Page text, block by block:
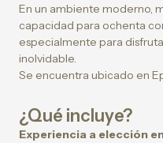
En un ambiente moderno,
capacidad para ochenta
especialmente para
inolvidable.
Se encuentra ubicado en
¿Qué incluye?
Experiencia a elección